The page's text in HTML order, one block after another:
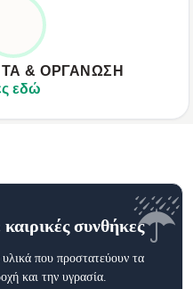
& ΟΡΓΆΝΩΣΗ
εδώ
για όλα τα απαραίτητα.
χώροι για άψογη οργάνωση.
θήκη για laptop, κινητό, βιβλία.
☔
συνθήκες
που προστατεύουν τα
και την υγρασία.